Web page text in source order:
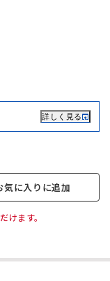
詳しく見る
気に入りに追加
けます。